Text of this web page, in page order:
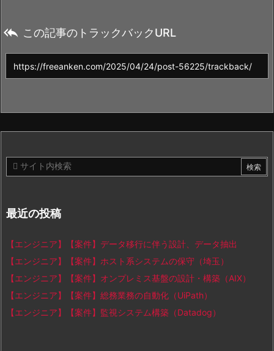
 この記事のトラックバックURL
最近の投稿
【エンジニア】【案件】データ移行に伴う設計、データ抽出
【エンジニア】【案件】ホスト系システムの保守（埼玉）
【エンジニア】【案件】オンプレミス基盤の設計・構築（AIX）
【エンジニア】【案件】総務業務の自動化（UiPath）
【エンジニア】【案件】監視システム構築（Datadog）